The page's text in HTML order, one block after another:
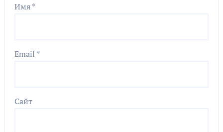
Имя*
Email *
Сайт